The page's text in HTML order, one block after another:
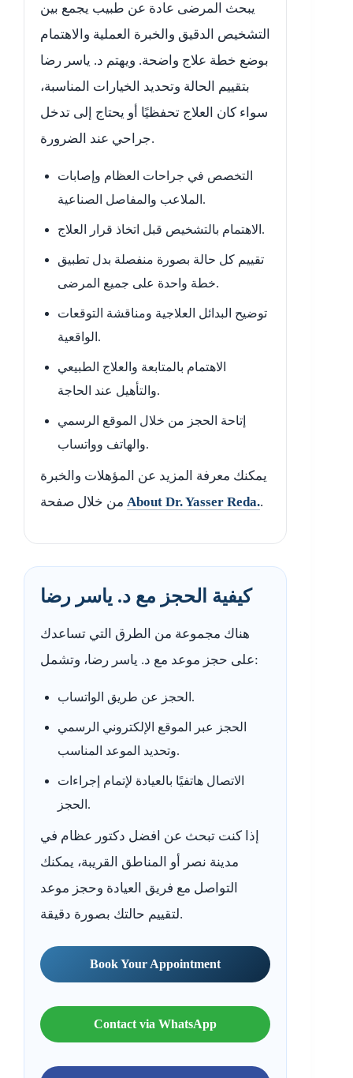
يبحث المرضى عادة عن طبيب يجمع بين
التشخيص الدقيق والخبرة العملية والاهتمام
بوضع خطة علاج واضحة. ويهتم د. ياسر رضا
بتقييم الحالة وتحديد الخيارات المناسبة،
سواء كان العلاج تحفظيًا أو يحتاج إلى تدخل
جراحي عند الضرورة.
التخصص في جراحات العظام وإصابات
الملاعب والمفاصل الصناعية.
الاهتمام بالتشخيص قبل اتخاذ قرار العلاج.
تقييم كل حالة بصورة منفصلة بدل تطبيق
خطة واحدة على جميع المرضى.
توضيح البدائل العلاجية ومناقشة التوقعات
الواقعية.
الاهتمام بالمتابعة والعلاج الطبيعي
والتأهيل عند الحاجة.
إتاحة الحجز من خلال الموقع الرسمي
والهاتف وواتساب.
يمكنك معرفة المزيد عن المؤهلات والخبرة
About Dr. Yasser Reda..
كيفية الحجز مع د. ياسر رضا
هناك مجموعة من الطرق التي تساعدك
على حجز موعد مع د. ياسر رضا، وتشمل:
الحجز عن طريق الواتساب.
الحجز عبر الموقع الإلكتروني الرسمي
وتحديد الموعد المناسب.
الاتصال هاتفيًا بالعيادة لإتمام إجراءات
الحجز.
إذا كنت تبحث عن افضل دكتور عظام في
مدينة نصر أو المناطق القريبة، يمكنك
التواصل مع فريق العيادة وحجز موعد
لتقييم حالتك بصورة دقيقة.
Book Your Appointment
Contact via WhatsApp